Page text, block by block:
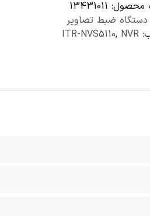
محصول: 13431011
دستگاه ضبط تصاویر
ITR-NVS5110, NVR